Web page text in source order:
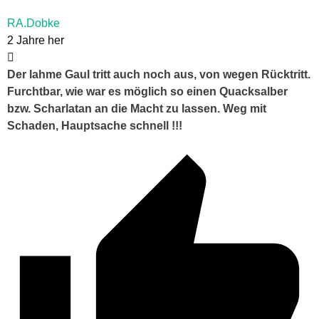
RA.Dobke
2 Jahre her
Der lahme Gaul tritt auch noch aus, von wegen Rücktritt.
Furchtbar, wie war es möglich so einen Quacksalber
bzw. Scharlatan an die Macht zu lassen. Weg mit
Schaden, Hauptsache schnell !!!